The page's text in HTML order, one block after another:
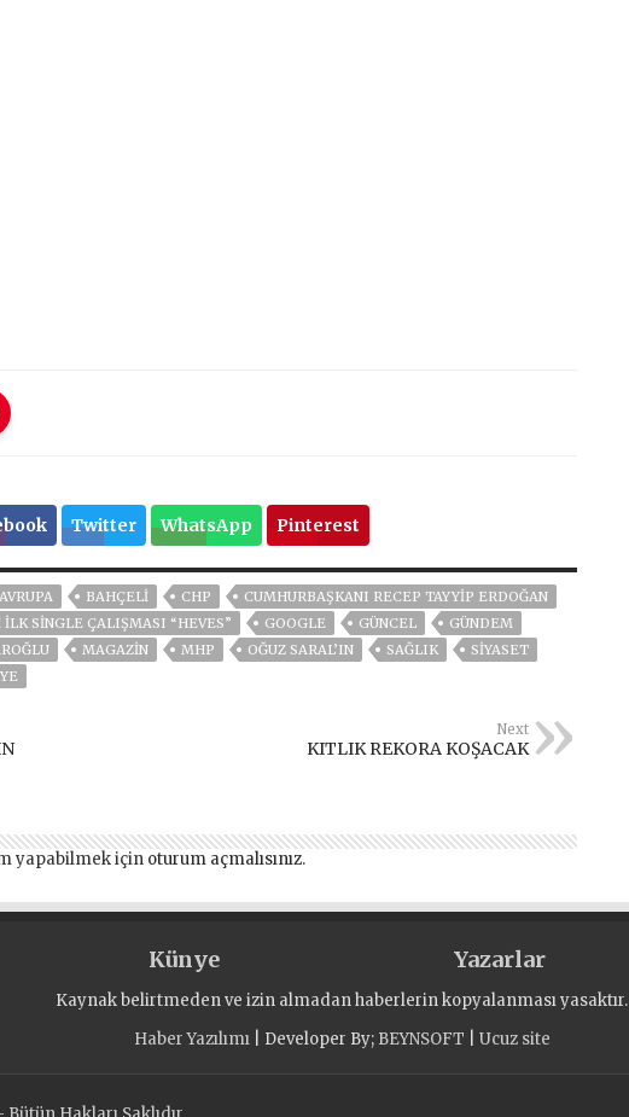
Twitter WhatsApp Pinterest
AVRUPA BAHÇELİ CHP
CUMHURBAŞKANI RECEP TAYYIP ERDOĞAN
SİNGLE ÇALIŞMASI “HEVES” GOOGLE GÜNCEL
GÜNDEM
MAGAZİN MHP OĞUZ SARAL’IN SAĞLIK
SİYASET
Next
KITLIK REKORA KOŞACAK
yapabilmek için oturum açmalısınız.
Künye Yazarlar
Kaynak belirtmeden ve izin almadan haberlerin kopyalanması yasaktır.
Haber Yazılımı| Developer By; BEYNSOFT Ucuz site